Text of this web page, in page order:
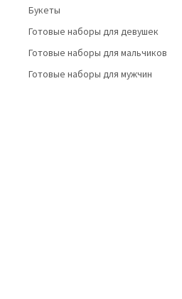
Букеты
Готовые наборы для девушек
Готовые наборы для мальчиков
Готовые наборы для мужчин